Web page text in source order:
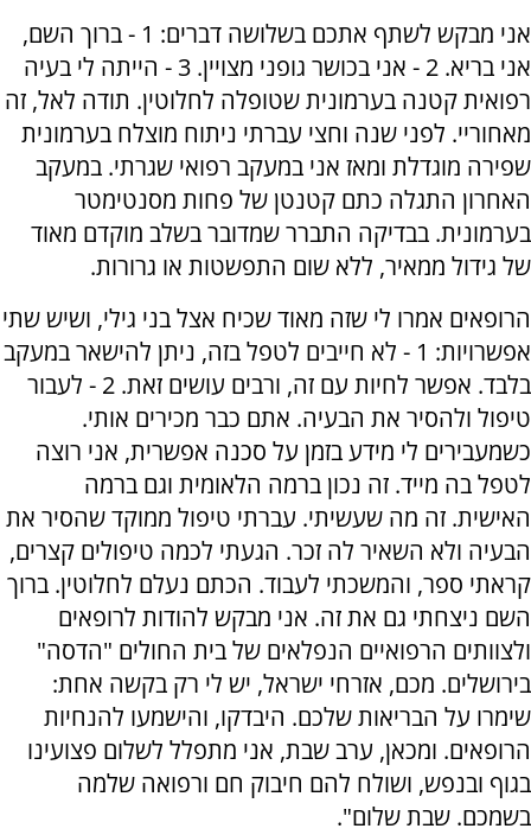
אני מבקש לשתף אתכם בשלושה דברים: 1 - ברוך השם,
אני בריא. 2 - אני בכושר גופני מצויין. 3 - הייתה לי בעיה
רפואית קטנה בערמונית שטופלה לחלוטין. תודה לאל, זה
מאחוריי. לפני שנה וחצי עברתי ניתוח מוצלח בערמונית
שפירה מוגדלת ומאז אני במעקב רפואי שגרתי. במעקב
האחרון התגלה כתם קטנטן של פחות מסנטימטר
בערמונית. בבדיקה התברר שמדובר בשלב מוקדם מאוד
של גידול ממאיר, ללא שום התפשטות או גרורות.
הרופאים אמרו לי שזה מאוד שכיח אצל בני גילי, ושיש שתי
אפשרויות: 1 - לא חייבים לטפל בזה, ניתן להישאר במעקב
בלבד. אפשר לחיות עם זה, ורבים עושים זאת. 2 - לעבור
טיפול ולהסיר את הבעיה. אתם כבר מכירים אותי.
כשמעבירים לי מידע בזמן על סכנה אפשרית, אני רוצה
לטפל בה מייד. זה נכון ברמה הלאומית וגם ברמה
האישית. זה מה שעשיתי. עברתי טיפול ממוקד שהסיר את
הבעיה ולא השאיר לה זכר. הגעתי לכמה טיפולים קצרים,
קראתי ספר, והמשכתי לעבוד. הכתם נעלם לחלוטין. ברוך
השם ניצחתי גם את זה. אני מבקש להודות לרופאים
ולצוותים הרפואיים הנפלאים של בית החולים "הדסה"
בירושלים. מכם, אזרחי ישראל, יש לי רק בקשה אחת:
שימרו על הבריאות שלכם. היבדקו, והישמעו להנחיות
הרופאים. ומכאן, ערב שבת, אני מתפלל לשלום פצועינו
בגוף ובנפש, ושולח להם חיבוק חם ורפואה שלמה
בשמכם. שבת שלום".